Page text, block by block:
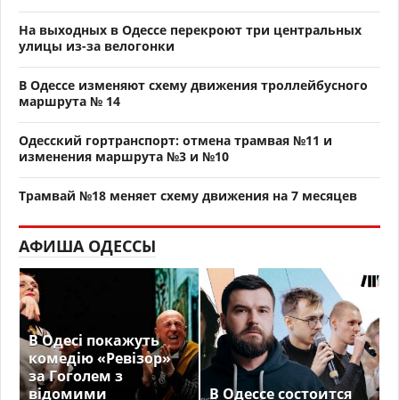
На выходных в Одессе перекроют три центральных
улицы из-за велогонки
В Одессе изменяют схему движения троллейбусного
маршрута № 14
Одесский гортранспорт: отмена трамвая №11 и
изменения маршрута №3 и №10
Трамвай №18 меняет схему движения на 7 месяцев
АФИША ОДЕССЫ
В Одесі покажуть
комедію «Ревізор»
за Гоголем з
відомими
В Одессе состоится